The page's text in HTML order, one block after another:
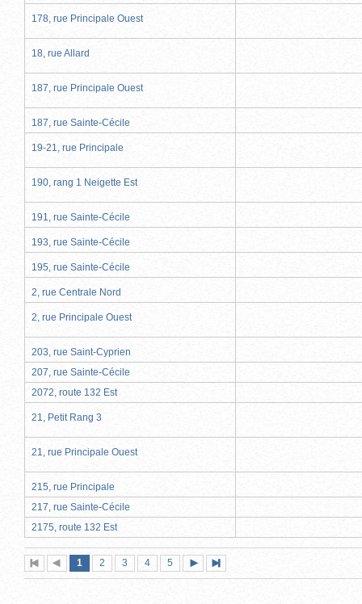
178, rue Principale Ouest
18, rue Allard
187, rue Principale Ouest
187, rue Sainte-Cécile
19-21, rue Principale
190, rang 1 Neigette Est
191, rue Sainte-Cécile
193, rue Sainte-Cécile
195, rue Sainte-Cécile
2, rue Centrale Nord
2, rue Principale Ouest
203, rue Saint-Cyprien
207, rue Sainte-Cécile
2072, route 132 Est
21, Petit Rang 3
21, rue Principale Ouest
215, rue Principale
217, rue Sainte-Cécile
2175, route 132 Est
Première
page
Page
précédente
Page
1 (page
actuelle)
Page
2 Page
3 Page
4 Page
5
suivante
page